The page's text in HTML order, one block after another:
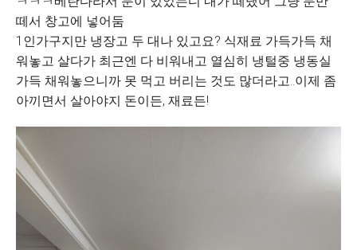
떼서 창고에 넣어둠
1인가구지만 냉장고 두 대나 있고요? 식재료 가득가득 채
워놓고 살다가 최근엔 다 비워내고 열심히 냉털중 냉동실
가득 채워놓으니까 못 먹고 버리는 것도 많더라고..이제 좀
아끼면서 살아야지 돈이든, 재료든!